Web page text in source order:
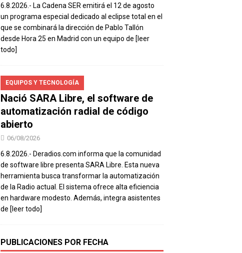
6.8.2026.- La Cadena SER emitirá el 12 de agosto
un programa especial dedicado al eclipse total en el
que se combinará la dirección de Pablo Tallón
desde Hora 25 en Madrid con un equipo de [leer
todo]
EQUIPOS Y TECNOLOGÍA
Nació SARA Libre, el software de
automatización radial de código
abierto
06/08/2026
6.8.2026.- Deradios.com informa que la comunidad
de software libre presenta SARA Libre. Esta nueva
herramienta busca transformar la automatización
de la Radio actual. El sistema ofrece alta eficiencia
en hardware modesto. Además, integra asistentes
de [leer todo]
PUBLICACIONES POR FECHA